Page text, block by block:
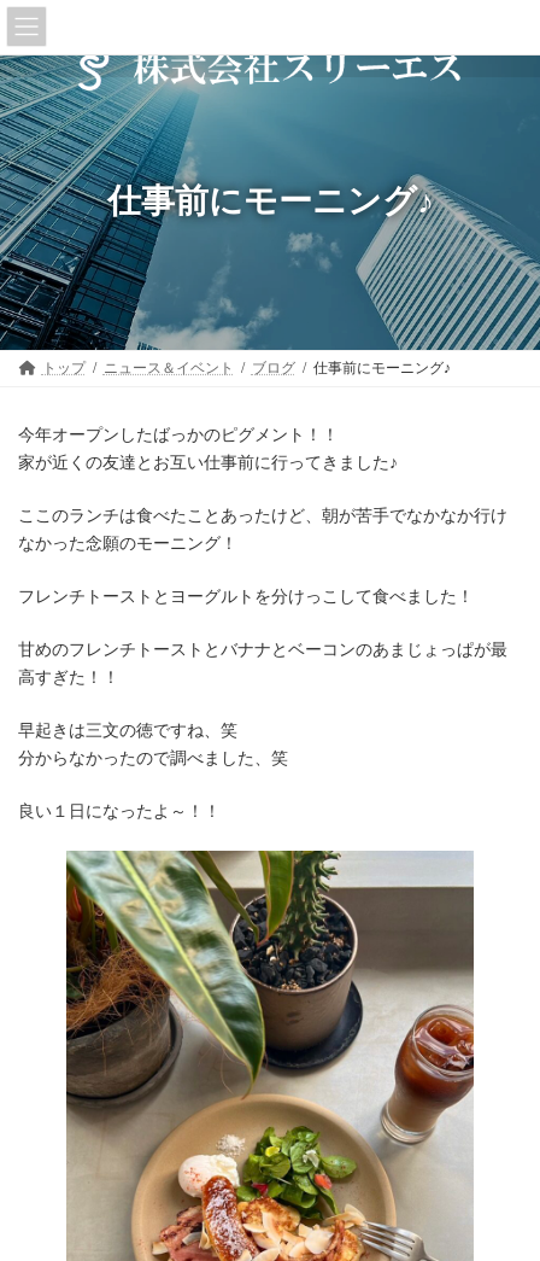
コ
ン
テ
ン
ツ
へ
ス
キ
ッ
プ
ナ
ビ
ゲ
ー
シ
ョ
ン
に
移
動
仕事前にモーニング♪
トップ ニュース＆イベント ブログ 仕事前にモーニング♪
今年オープンしたばっかのピグメント！！
家が近くの友達とお互い仕事前に行ってきました♪
ここのランチは食べたことあったけど、朝が苦手でなかなか行け
なかった念願のモーニング！
フレンチトーストとヨーグルトを分けっこして食べました！
甘めのフレンチトーストとバナナとベーコンのあまじょっぱが最
高すぎた！！
早起きは三文の徳ですね、笑
分からなかったので調べました、笑
良い１日になったよ～！！